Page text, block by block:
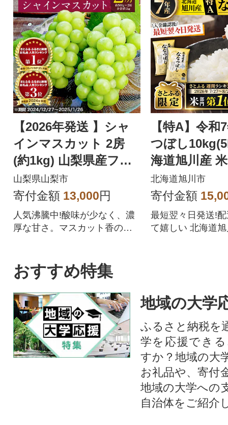
【2026年発送 】シャ
インマスカット 2房
(約1kg) 山梨県産フル
ーツ 人気のぶどう
山梨県山梨市
寄付金額 13,000円
人気沸騰中!酸味が少なく、濃
厚な甘さ。マスカット香の芳
トを中心にぶどうをたくさん
作っている農家が自信を持っ
てお届けします。
【特A】令和
つぼし
海道旭川産
【さとふる
57
北海道旭川市
寄付金額
最短翌々日発送!
て嬉しい 北海道
おすすめ特集
地域の大学
ふるさと納税を
学を応援でき
すか？地域の大
お礼品や、寄付
地域の大学への
自治体をご紹介